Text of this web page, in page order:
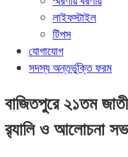
লাইফস্টাইল
টিপস
যোগাযোগ
সদস্য অন্তর্ভুক্তি ফরম
বাজিতপুরে ২১তম
র‌্যালি ও আলোচনা